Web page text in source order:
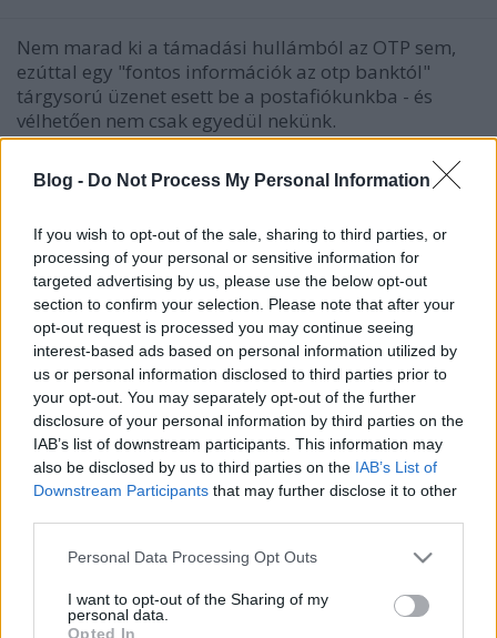
Blog - Do Not Process My Personal Information
If you wish to opt-out of the sale, sharing to third parties, or
processing of your personal or sensitive information for
targeted advertising by us, please use the below opt-out
section to confirm your selection. Please note that after your
opt-out request is processed you may continue seeing
interest-based ads based on personal information utilized by
us or personal information disclosed to third parties prior to
your opt-out. You may separately opt-out of the further
disclosure of your personal information by third parties on the
IAB’s list of downstream participants. This information may
also be disclosed by us to third parties on the IAB’s List of
Downstream Participants that may further disclose it to other
Please note that this website/app uses one or more Google
not limited to your visit or usage behaviour. You may click to
grant or deny consent to Google and its third-party tags to
Personal Data Processing Opt Outs
I want to opt-out of the Sharing of my
personal data.
Opted In
Nem marad ki a támadási hullámból az OTP sem,
ezúttal egy "fontos információk az otp banktól"
tárgysorú üzenet esett be a postafiókunkba - és
vélhetően nem csak egyedül nekünk.
Hiba a 8-ik rétegben